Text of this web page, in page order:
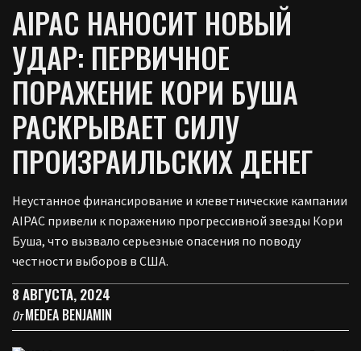
AIPAC НАНОСИТ НОВЫЙ
УДАР: ПЕРВИЧНОЕ
ПОРАЖЕНИЕ КОРИ БУША
РАСКРЫВАЕТ СИЛУ
ПРОИЗРАИЛЬСКИХ ДЕНЕГ
Неустанное финансирование и клеветнические кампании
AIPAC привели к поражению прогрессивной звезды Кори
Буша, что вызвало серьезные опасения по поводу
честности выборов в США.
8 АВГУСТА, 2024
ОтMEDEA BENJAMIN